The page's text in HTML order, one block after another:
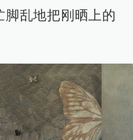
脚乱地把刚晒上的